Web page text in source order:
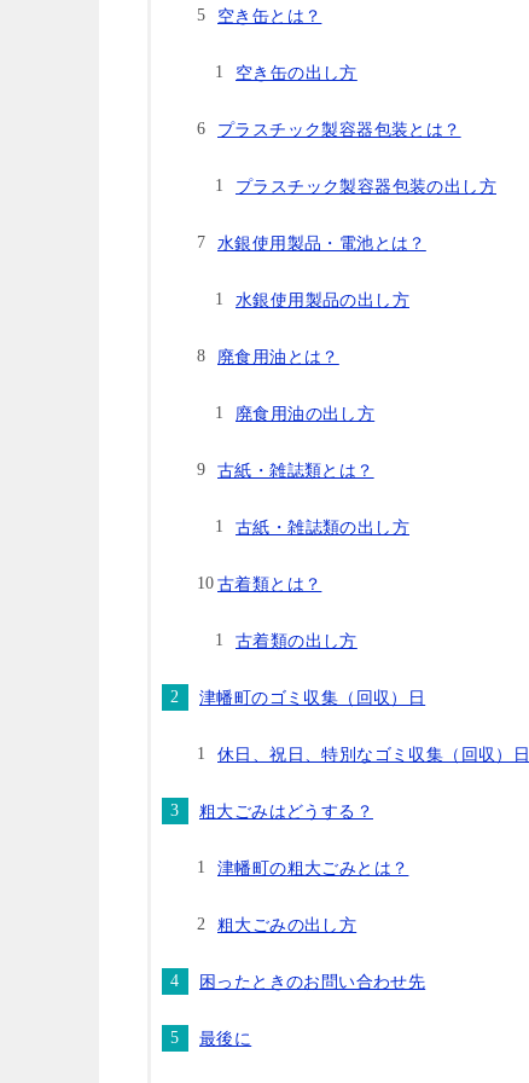
空き缶とは？
空き缶の出し方
プラスチック製容器包装とは？
プラスチック製容器包装の出し方
水銀使用製品・電池とは？
水銀使用製品の出し方
廃食用油とは？
廃食用油の出し方
古紙・雑誌類とは？
古紙・雑誌類の出し方
古着類とは？
古着類の出し方
津幡町のゴミ収集（回収）日
休日、祝日、特別なゴミ収集（回収）日
粗大ごみはどうする？
津幡町の粗大ごみとは？
粗大ごみの出し方
困ったときのお問い合わせ先
最後に